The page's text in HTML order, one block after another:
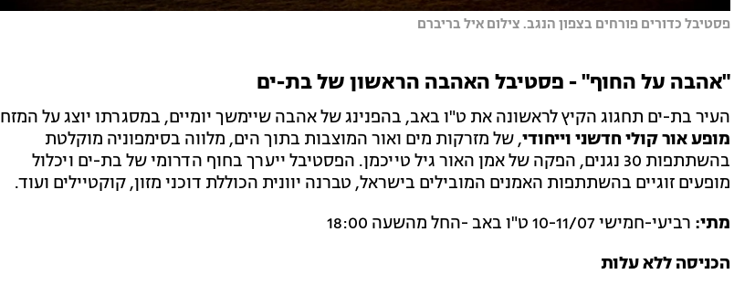
פסטיבל כדורים פורחים בצפון הנגב. צילום איל בריברם
"אהבה על החוף" - פסטיבל האהבה הראשון של בת-ים
העיר בת-ים תחגוג הקיץ לראשונה את ט"ו באב, בהפנינג של אהבה שיימשך יומיים, במסגרתו יוצג על המזח
מופע אור קולי חדשני וייחודי, של מזרקות מים ואור המוצבות בתוך הים, מלווה בסימפוניה מוקלטת
בהשתתפות 30 נגנים, הפקה של אמן האור גיל טייכמן.
הפסטיבל ייערך בחוף הדרומי של בת-ים ויכלול
מופעים זוגיים בהשתתפות האמנים המובילים בישראל, טברנה יוונית הכוללת דוכני מזון, קוקטיילים ועוד.
מתי: רביעי-חמישי 10-11/07 ט"ו באב -החל מהשעה 18:00
הכניסה ללא עלות